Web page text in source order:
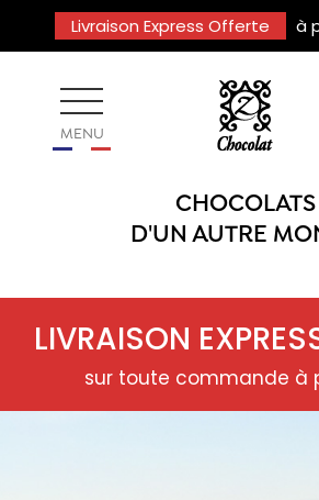
Livraison Express Offerte à
MENU
CHOCOLATS
D'UN AUTRE
LIVRAISON
sur toute commande à